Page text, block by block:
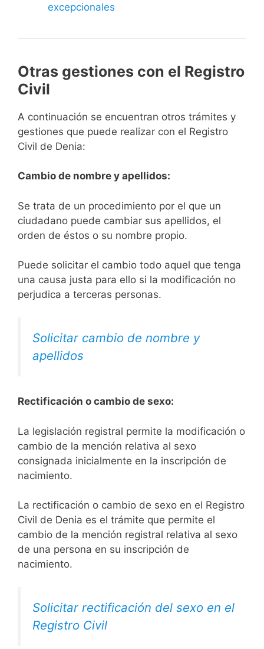
excepcionales
Otras gestiones con el Registro
Civil
A continuación se encuentran otros trámites y
gestiones que puede realizar con el Registro
Civil de Denia:
Cambio de nombre y apellidos:
Se trata de un procedimiento por el que un
ciudadano puede cambiar sus apellidos, el
orden de éstos o su nombre propio.
Puede solicitar el cambio todo aquel que tenga
una causa justa para ello si la modificación no
perjudica a terceras personas.
Solicitar cambio de nombre y
apellidos
Rectificación o cambio de sexo:
La legislación registral permite la modificación o
cambio de la mención relativa al sexo
consignada inicialmente en la inscripción de
nacimiento.
La rectificación o cambio de sexo en el Registro
Civil de Denia es el trámite que permite el
cambio de la mención registral relativa al sexo
de una persona en su inscripción de
nacimiento.
Solicitar rectificación del sexo en el
Registro Civil